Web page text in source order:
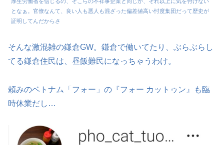
となぁ。官僚なんて、良い人も悪人も混ざった偏差値高い忖度集団だって歴史が
証明してんだからさ
そんな激混雑の鎌倉GW。鎌倉で働いてたり、ぶらぶらし
てる鎌倉住民は、昼飯難民になっちゃうわけ。
頼みのベトナム「フォー」の『フォー カットゥン』も臨
時休業だし…